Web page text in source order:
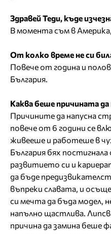
Здравей Теди, къде
В момента съм в
От колко време не си
Повече от година и
България.
Каква беше причината
Причините да напусна
повече от 6 години се
живееше и работеше в
България бях постигнала
развитието си и
да бъде
въпреки славата, и
си мечта да бъда модел,
напълно щастлива.
причина да замина беше